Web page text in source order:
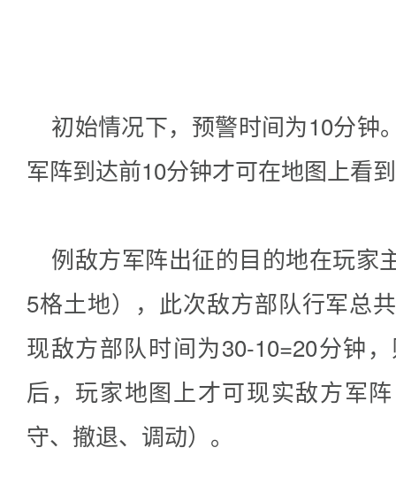
初始情况下，预警时间为10分钟
军阵到达前10分钟才可在地图上看
例敌方军阵出征的目的地在玩家
5格土地），此次敌方部队行军总
现敌方部队时间为30-10=20分钟
后，玩家地图上才可现实敌方军
守、撤退、调动）。